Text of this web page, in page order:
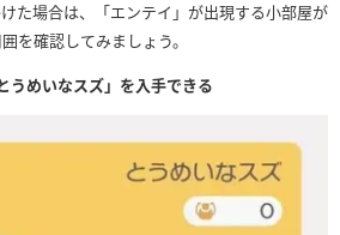
た場合は、「エンテイ」が出現する小部屋が
を確認してみましょう。
うめいなスズ」を入手できる